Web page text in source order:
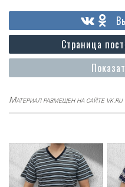
Страница
Материал размещен на сайте vk.ru